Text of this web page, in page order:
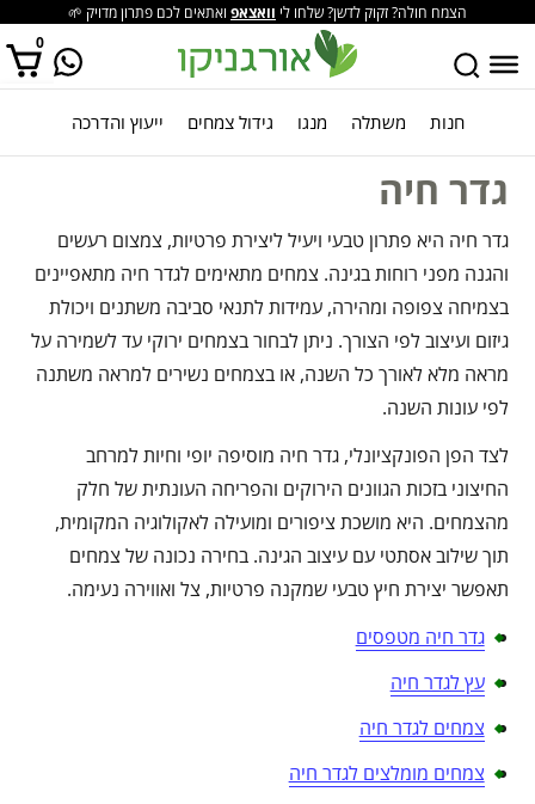
הצמח חולה? זקוק לדשן? שלחו לי וואצאפ ואתאים לכם פתרון מדויק 🌱
0
אין מוצרים בסל הקניות. חנות משתלה מנגו גידול צמחים ייעוץ והדרכה
גדר חיה
גדר חיה היא פתרון טבעי ויעיל ליצירת פרטיות, צמצום רעשים
והגנה מפני רוחות בגינה. צמחים מתאימים לגדר חיה מתאפיינים
בצמיחה צפופה ומהירה, עמידות לתנאי סביבה משתנים ויכולת
גיזום ועיצוב לפי הצורך. ניתן לבחור בצמחים ירוקי עד לשמירה על
מראה מלא לאורך כל השנה, או בצמחים נשירים למראה משתנה
לפי עונות השנה.
לצד הפן הפונקציונלי, גדר חיה מוסיפה יופי וחיות למרחב
החיצוני בזכות הגוונים הירוקים והפריחה העונתית של חלק
מהצמחים. היא מושכת ציפורים ומועילה לאקולוגיה המקומית,
תוך שילוב אסתטי עם עיצוב הגינה. בחירה נכונה של צמחים
תאפשר יצירת חיץ טבעי שמקנה פרטיות, צל ואווירה נעימה.
גדר חיה מטפסים
עץ לגדר חיה
צמחים לגדר חיה
צמחים מומלצים לגדר חיה